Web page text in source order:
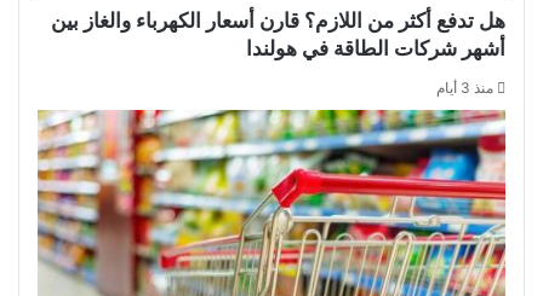
هل تدفع أكثر من اللازم؟ قارن أسعار الكهرباء والغاز بين
أشهر شركات الطاقة في هولندا
منذ 3 أيام